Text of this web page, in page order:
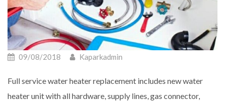
09/08/2018 Kaparkadmin
Full service water heater replacement includes new water
heater unit with all hardware, supply lines, gas connector,